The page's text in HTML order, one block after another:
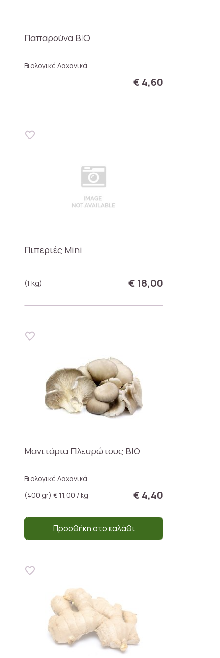
Παπαρούνα ΒΙΟ
Βιολογικά Λαχανικά
€ 4,60
Πιπεριές Mini
(1 kg) € 18,00
Μανιτάρια Πλευρώτους ΒΙΟ
Βιολογικά Λαχανικά
(400 gr) € 11,00 / kg
€ 4,40
Προσθήκη στο καλάθι